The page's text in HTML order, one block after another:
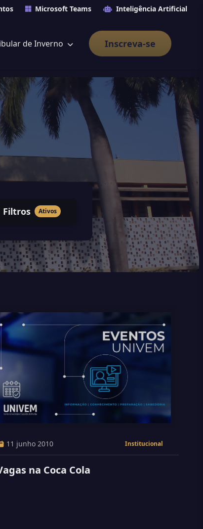
Microsoft Teams Inteligência Artificial
de Inverno Inscreva-se
Filtros Ativos
11 junho 2010 Institucional
na Coca Cola